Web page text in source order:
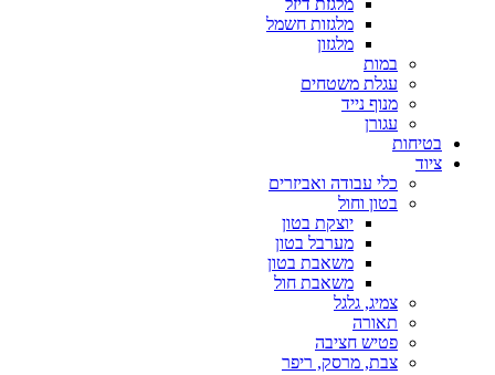
מלגזת דיזל
מלגזות חשמל
מלגזון
במות
עגלת משטחים
מנוף נייד
עגורן
בטיחות
ציוד
כלי עבודה ואביזרים
בטון וחול
יוצקת בטון
מערבל בטון
משאבת בטון
משאבת חול
צמיג, גלגל
תאורה
פטיש חציבה
צבת, מרסק, ריפר